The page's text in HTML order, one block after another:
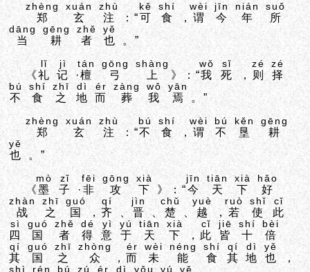
郑
zhèng
玄
xuán
注
zhù
：“可
kě
食
shí
， 谓
wèi
今
jīn
年
nián
所
suǒ
当
dāng
耕
gēng
者
zhě
也
yě
。”
《礼
lǐ
记
jì
·檀
tán
弓
gōng
上
shàng
》：“我
wǒ
死
sǐ
，则
zé
择
zé
不
bú
食
shí
之
zhī
地
dì
而
ér
葬
zàng
我
wǒ
焉
yān
。”
郑
zhèng
玄
xuán
注
zhù
：“不
bú
食
shí
， 谓
wèi
不
bú
垦
kěn
耕
gēng
也
yě
。”
《墨
mò
子
zǐ
· 非
fēi
攻
gōng
下
xià
》：“今
jīn
天
tiān
下
xià
好
hǎo
战
zhàn
之
zhī
国
guó
，齐
qí
、 晋
jìn
、楚
chǔ
、 越
yuè
， 若
ruò
使
shǐ
此
cǐ
四
sì
国
guó
者
zhě
得
dé
意
yì
于
yú
天
tiān
下
xià
， 此
cǐ
皆
jiē
十
shí
倍
bèi
其
qí
国
guó
之
zhī
众
zhòng
，而
ér
未
wèi
能
néng
食
shí
其
qí
地
dì
也
yě
，
shì rén bú zú ér dì yǒu yú yě